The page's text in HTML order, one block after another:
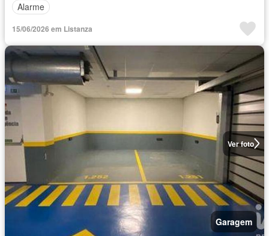
Alarme
15/06/2026 em Listanza
Ver foto
Garagem